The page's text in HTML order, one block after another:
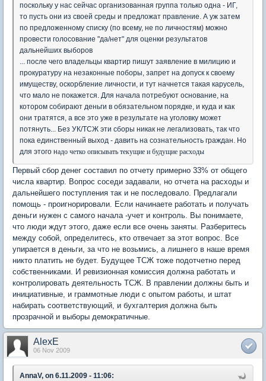
поскольку у нас сейчас организованная группа только одна - ИГ,
то пусть они из своей среды и предложат правление. А уж затем
по предложенному списку (по всему, не по личностям) можно
провести голосование "да/нет" для оценки результатов
дальнейших выборов
... после чего владельцы квартир пишут заявление в милицию и
прокуратуру на незаконные поборы, запрет на допуск к своему
имуществу, оскорбление личности, и тут начнется такая карусель,
что мало не покажется. Для начала потребуют основание, на
котором собирают деньги в обязательном порядке, и куда и как
они тратятся, а все это уже в результате на уголовку может
потянуть... Без УК/ТСЖ эти сборы никак не легализовать, так что
пока единственный выход - давить на сознательность граждан. Но
для этого надо четко описывать текущие и будущие расходы
Первый сбор денег составил по отчету примерно 33% от общего
числа квартир. Вопрос соседи задавали, но отчета на расходы и
дальнейшего поступления так и не последовало. Предлагали
помощь - проигнорировали. Если начинаете работать и получать
деньги нужен с самого начала -учет и контроль. Вы понимаете,
что люди ждут этого, даже если все очень заняты. Разберитесь
между собой, определитесь, кто отвечает за этот вопрос. Все
упирается в деньги, за что не возьмись, а лишнего в наше время
никто платить не будет. Будущее ТСЖ тоже подотчетно перед
собственниками. И ревизионная комиссия должна работать и
контролировать деятельность ТСЖ. В правлении должны быть и
инициативные, и граммотные люди с опытом работы, и штат
набирать соответствующий, и бухгалтерия должна быть
прозрачной и выборы демократичные.
AlexE
06 Nov 2009
AnnaV, on 6.11.2009 - 11:06: